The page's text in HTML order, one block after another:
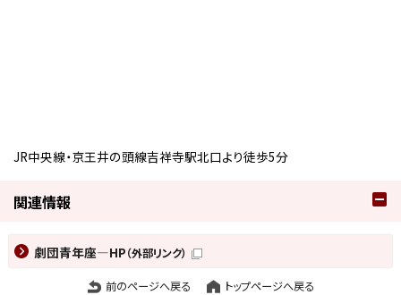
JR中央線・京王井の頭線吉祥寺駅北口より徒歩5分
関連情報
劇団青年座―HP（外部リンク）
前のページへ戻る トップページへ戻る